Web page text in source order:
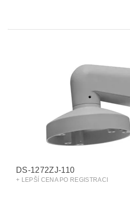
DS-1272ZJ-110
+ LEPŠÍ CENA PO REGISTRACI